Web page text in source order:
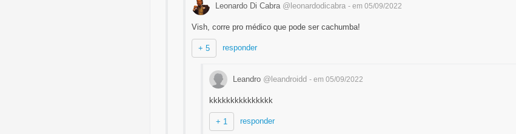
Leonardo Di Cabra @leonardodicabra - em 05/09/2022
Vish, corre pro médico que pode ser cachumba!
+ 5 responder
Leandro @leandroidd - em 05/09/2022
kkkkkkkkkkkkkkk
+ 1 responder